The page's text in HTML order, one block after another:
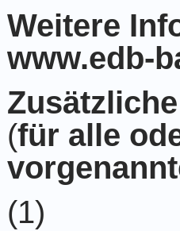
Weitere
www.edb-
Zusätzliche
(für alle
(1)